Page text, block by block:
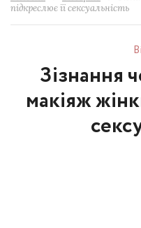
підкреслює її сексуальність
Зізнання
макіяж